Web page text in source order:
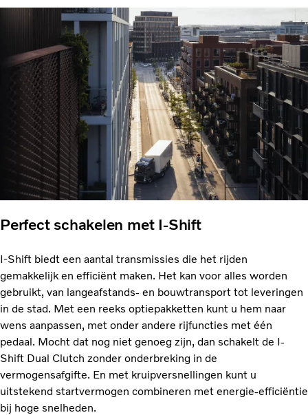
Perfect schakelen met I-Shift
I-Shift biedt een aantal transmissies die het rijden
gemakkelijk en efficiënt maken. Het kan voor alles worden
gebruikt, van langeafstands- en bouwtransport tot leveringen
in de stad. Met een reeks optiepakketten kunt u hem naar
wens aanpassen, met onder andere rijfuncties met één
pedaal. Mocht dat nog niet genoeg zijn, dan schakelt de I-
Shift Dual Clutch zonder onderbreking in de
vermogensafgifte. En met kruipversnellingen kunt u
uitstekend startvermogen combineren met energie-efficiëntie
bij hoge snelheden.